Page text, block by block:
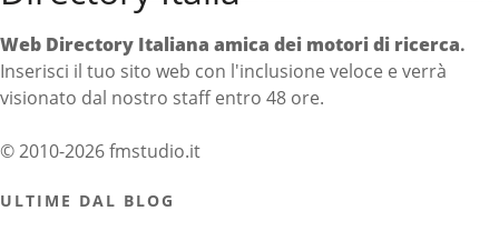
Web Directory Italiana amica dei motori di ricerca.
Inserisci il tuo sito web con l'inclusione veloce e verrà
visionato dal nostro staff entro 48 ore.
© 2010-2026 fmstudio.it
ULTIME DAL BLOG